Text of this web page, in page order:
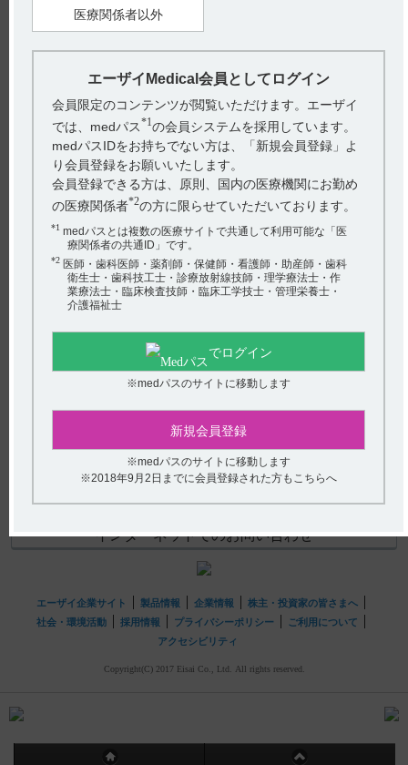
【更新年月】
2024年7月
関連するQ&A
【コアテック】 承認条件（使用成績調査やRMPなど）は
ありますか？
【ニトロール・Rカプセル】 禁忌及び特定の背景を有する
患者に関する注意事項について教えてください。
【チョコラA・筋注】 用法及び用量について教えてくださ
【メチコバール・注射】 投薬期間に制限はありますか？
【エクフィナ】 どのように保存したら良いですか？／保
アンケート:ご意見をお聞かせください
(選択してください)
送信する
医療関係者以外
エーザイMedical会員としてログイン
会員限定のコンテンツが閲覧いただけます。エーザイ
では、medパス*1の会員システムを採用しています。
medパスIDをお持ちでない方は、「新規会員登録」よ
り会員登録をお願いいたします。
会員登録できる方は、原則、国内の医療機関にお勤め
の医療関係者*2の方に限らせていただいております。
*1 medパスとは複数の医療サイトで共通して利用可能な「医
療関係者の共通ID」です。
*2 医師・歯科医師・薬剤師・保健師・看護師・助産師・歯科
衛生士・歯科技工士・診療放射線技師・理学療法士・作
業療法士・臨床検査技師・臨床工学技士・管理栄養士・
介護福祉士
でログイン
※medパスのサイトに移動します
新規会員登録
※medパスのサイトに移動します
※2018年9月2日までに会員登録された方もこちらへ
hhcホットライン
(平日9時〜18時 土日・祝日9時〜17時)
フリーダイヤル0120-419-497
インターネットでのお問い合わせ
エーザイ企業サイト 製品情報 企業情報
株主・投資家の皆さまへ
社会・環境活動
採用情報 プライバシーポリシー
ご利用について
アクセシビリティ
Copyright(C) 2017 Eisai Co., Ltd. All rights reserved.